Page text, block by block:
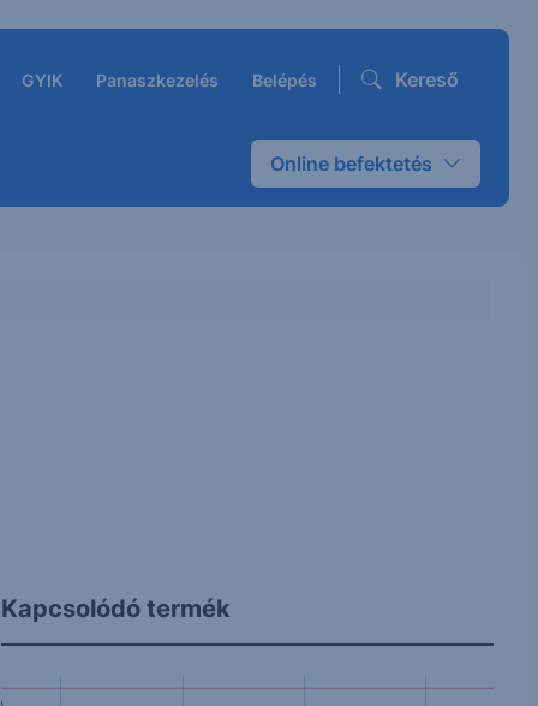
GYIK Panaszkezelés Belépés Kereső
Online befektetés
Kapcsolódó termék